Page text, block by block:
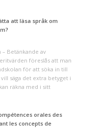
att läsa språk om
Betänkande av
föreslås att man
för att söka in till
säga det extra betyget i
räkna med i sitt
orales des
les concepts de